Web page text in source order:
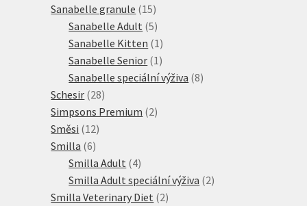
Sanabelle granule 1515
produktů
Sanabelle Adult 55
produktů
Sanabelle Kitten 1 1
produkt
Sanabelle Senior 1 1
produkt
Sanabelle speciální výživa 88
Schesir 2828
produktů
Simpsons Premium 22
Směsi 1212
Smilla 66
produktů
Smilla Adult 44
produkty
Smilla Adult speciální výživa 22
Smilla Veterinary Diet 22